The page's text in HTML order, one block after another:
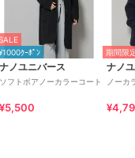
濡れた時は他の衣料や
ので、十分ご注意下さ
がありますので、出来
淡色物に色移りするこ
燥）するようお願いい
い下さい。
ｸｰﾎﾟﾝ
ナノユニバース
ソフトボアノーカラーコート
¥5,500
期間限
ナノ
ノーカ